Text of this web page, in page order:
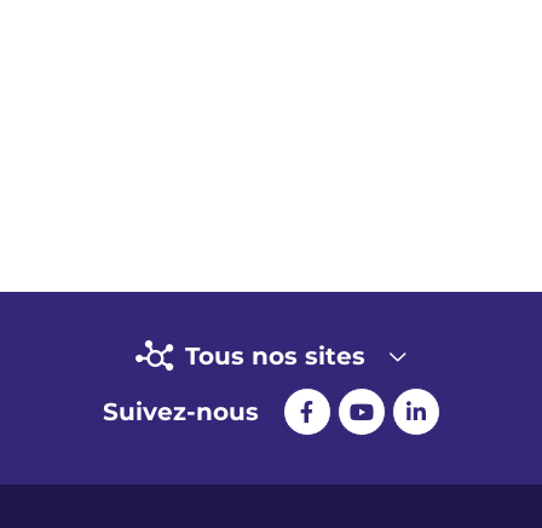
Tous nos sites
Suivez-nous